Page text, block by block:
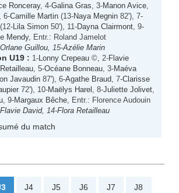
Ronceray, 4-Galina Gras , 3-Manon Avice
6-Camille Martin (13-Naya Megnin 82'), 7-
(12- Lila Simon 50'), 11-Dayna Clairmont , 9-
Mendy, Entr.: Roland Jamelot
Orlane Guillou , 15-Azélie Marin
U19 : 1- Lonny Crepeau ©, 2-Flavie
, 5-Océane Bonneau , 3-Maéva
Javaudin 87'), 6-Agathe Braud , 7-Clarisse
72'), 10-Maëlys Harel , 8-Juliette Jolivet
, 9-Margaux Bêche , Entr.: Florence Audouin
Flavie David, 14-Flora Retailleau
du match
J4 J5 J6 J7 J8